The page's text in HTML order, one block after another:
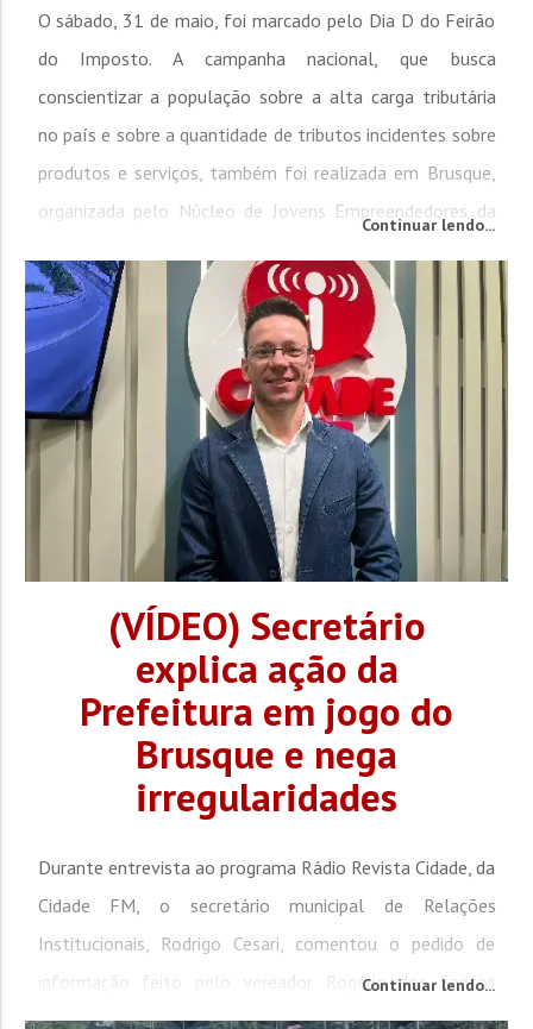
O sábado, 31 de maio, foi marcado pelo Dia D do Feirão
do Imposto. A campanha nacional, que busca
conscientizar a população sobre a alta carga tributária
no país e sobre a quantidade de tributos incidentes sobre
produtos e serviços, também foi realizada em Brusque,
organizada pelo Núcleo de Jovens Empreendedores da
Botuverá (ACIBr). Na oportunidade o...
Continuar lendo...
(VÍDEO) Secretário
explica ação da
Prefeitura em jogo do
Brusque e nega
irregularidades
Durante entrevista ao programa Rádio Revista Cidade, da
Cidade FM, o secretário municipal de Relações
Institucionais, Rodrigo Cesari, comentou o pedido de
informação feito pelo vereador Rogério dos Santos
(Republicanos). A solicitação trata da participação de
Continuar lendo...